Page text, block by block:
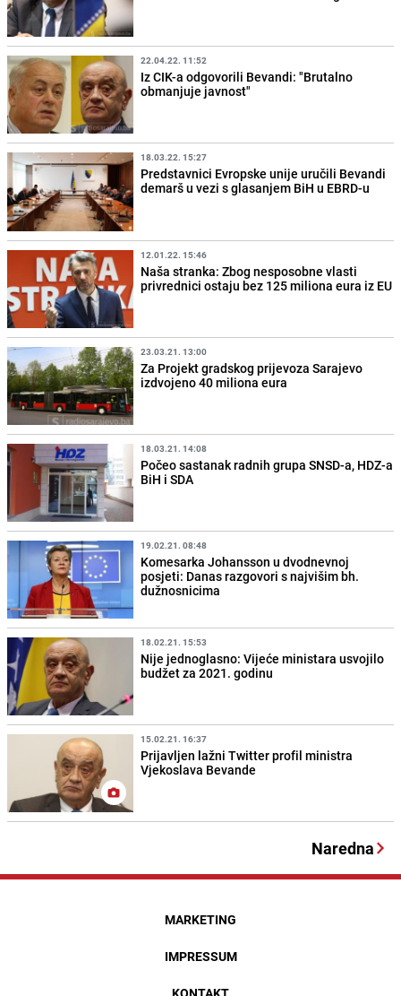
22.04.22. 11:52
Iz CIK-a odgovorili Bevandi: "Brutalno
obmanjuje javnost"
18.03.22. 15:27
Predstavnici Evropske unije uručili Bevandi
demarš u vezi s glasanjem BiH u EBRD-u
12.01.22. 15:46
Naša stranka: Zbog nesposobne vlasti
privrednici ostaju bez 125 miliona eura iz EU
23.03.21. 13:00
Za Projekt gradskog prijevoza Sarajevo
izdvojeno 40 miliona eura
18.03.21. 14:08
Počeo sastanak radnih grupa SNSD-a, HDZ-a
BiH i SDA
19.02.21. 08:48
Komesarka Johansson u dvodnevnoj
posjeti: Danas razgovori s najvišim bh.
dužnosnicima
18.02.21. 15:53
Nije jednoglasno: Vijeće ministara usvojilo
budžet za 2021. godinu
15.02.21. 16:37
Prijavljen lažni Twitter profil ministra
Vjekoslava Bevande
Naredna
MARKETING
IMPRESSUM